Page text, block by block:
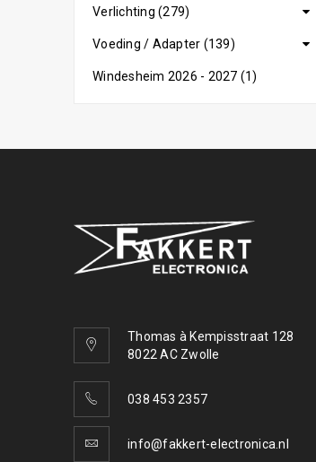
Verlichting (279)
Voeding / Adapter (139)
Windesheim 2026 - 2027 (1)
Thomas à Kempisstraat 128
8022 AC Zwolle
038 453 2357
info@fakkert-electronica.nl